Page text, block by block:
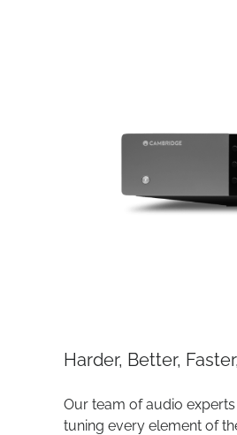
Harder, Better,
Our team of audio
tuning every element of